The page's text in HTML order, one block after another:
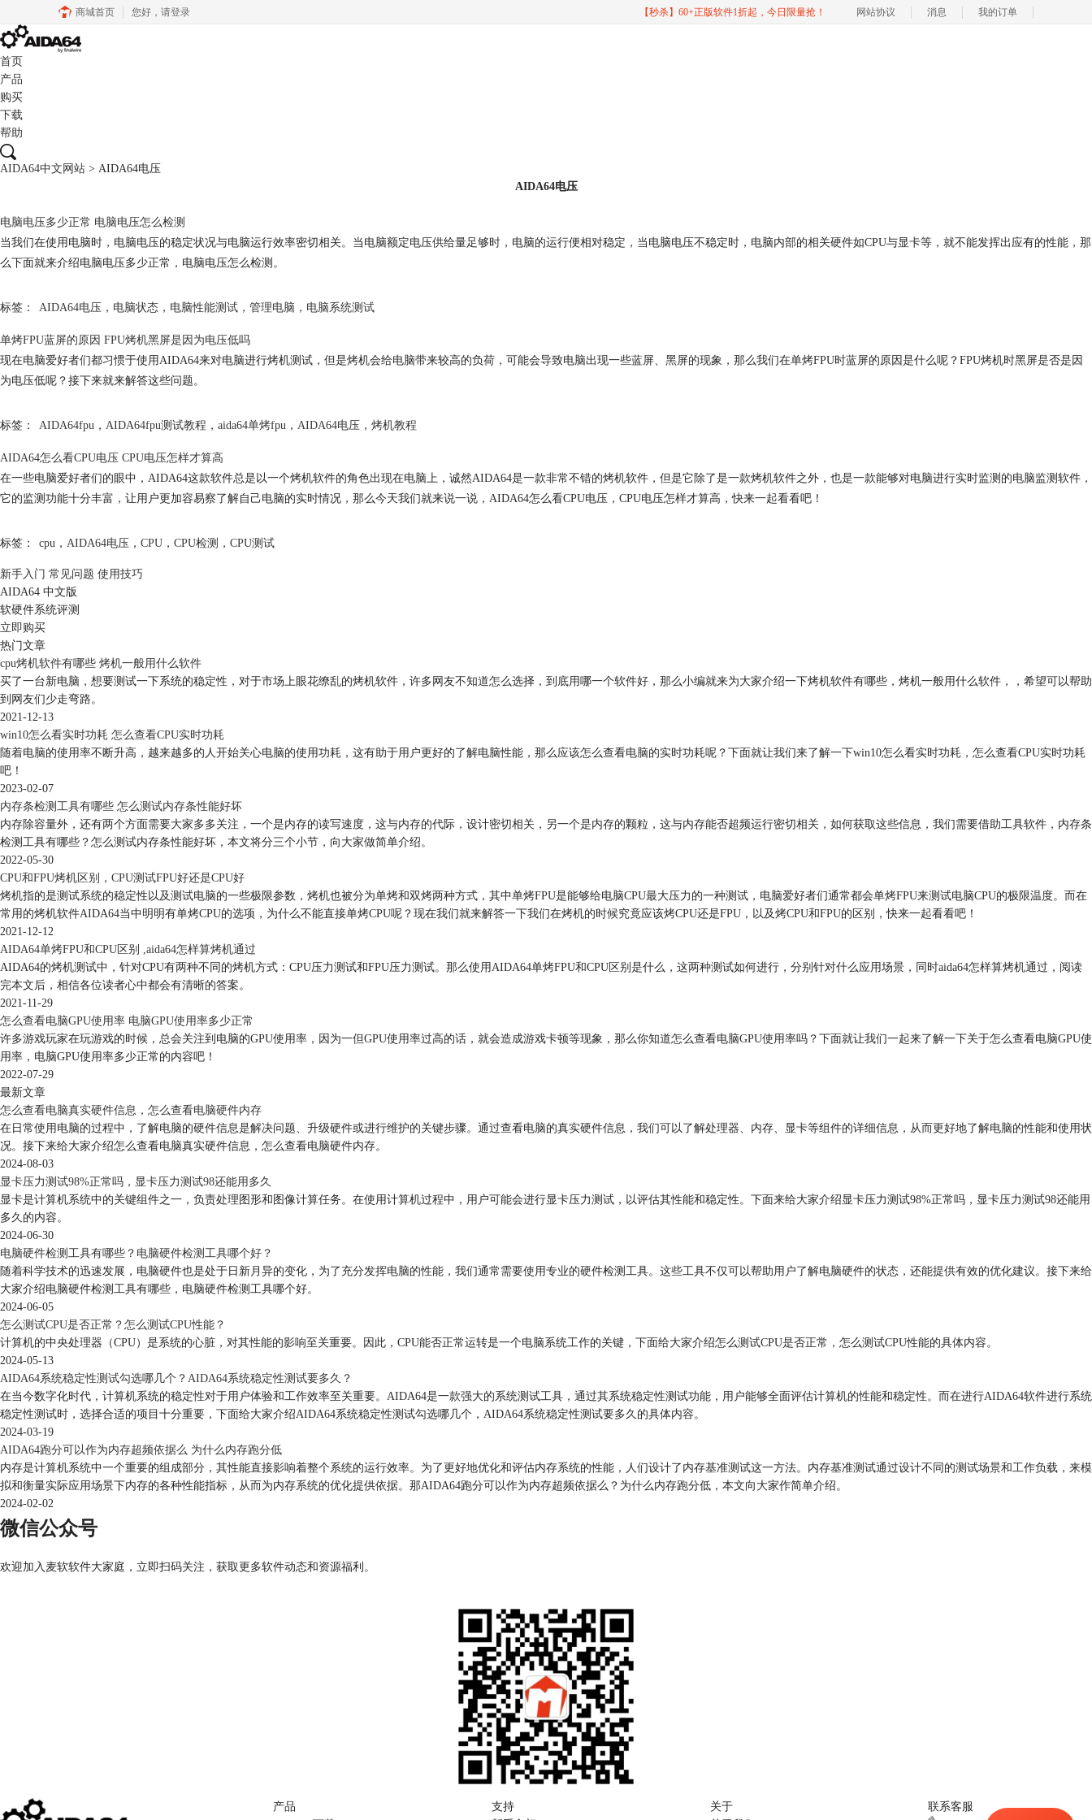
商城首页 您好， 请登录 【秒杀】60+正版软件1折起，今日限量抢！ 网站协议 消息 我的订单
首页
产品
购买
下载
帮助
AIDA64中文网站 > AIDA64电压
AIDA64电压
电脑电压多少正常 电脑电压怎么检测
当我们在使用电脑时，电脑电压的稳定状况与电脑运行效率密切相关。当电脑额定电压供给量足够时，电脑的运行便相对稳定，当电脑电压不稳定时，电脑内部的相关硬件如CPU与显卡等，就不能发挥出应有的性能，那
么下面就来介绍电脑电压多少正常，电脑电压怎么检测。
标签： AIDA64电压 ， 电脑状态 ， 电脑性能测试 ， 管理电脑 ， 电脑系统测试
单烤FPU蓝屏的原因 FPU烤机黑屏是因为电压低吗
现在电脑爱好者们都习惯于使用AIDA64来对电脑进行烤机测试，但是烤机会给电脑带来较高的负荷，可能会导致电脑出现一些蓝屏、黑屏的现象，那么我们在单烤FPU时蓝屏的原因是什么呢？FPU烤机时黑屏是否是因
为电压低呢？接下来就来解答这些问题。
标签： AIDA64fpu ， AIDA64fpu测试教程 ， aida64单烤fpu ， AIDA64电压 ， 烤机教程
AIDA64怎么看CPU电压 CPU电压怎样才算高
在一些电脑爱好者们的眼中，AIDA64这款软件总是以一个烤机软件的角色出现在电脑上，诚然AIDA64是一款非常不错的烤机软件，但是它除了是一款烤机软件之外，也是一款能够对电脑进行实时监测的电脑监测软件，
它的监测功能十分丰富，让用户更加容易察了解自己电脑的实时情况，那么今天我们就来说一说，AIDA64怎么看CPU电压，CPU电压怎样才算高，快来一起看看吧！
标签： cpu ， AIDA64电压 ， CPU ， CPU检测 ， CPU测试
新手入门 常见问题 使用技巧
AIDA64 中文版
软硬件系统评测
立即购买
热门文章
cpu烤机软件有哪些 烤机一般用什么软件
买了一台新电脑，想要测试一下系统的稳定性，对于市场上眼花缭乱的烤机软件，许多网友不知道怎么选择，到底用哪一个软件好，那么小编就来为大家介绍一下烤机软件有哪些，烤机一般用什么软件，，希望可以帮助
到网友们少走弯路。
2021-12-13
win10怎么看实时功耗 怎么查看CPU实时功耗
随着电脑的使用率不断升高，越来越多的人开始关心电脑的使用功耗，这有助于用户更好的了解电脑性能，那么应该怎么查看电脑的实时功耗呢？下面就让我们来了解一下win10怎么看实时功耗，怎么查看CPU实时功耗
吧！
2023-02-07
内存条检测工具有哪些 怎么测试内存条性能好坏
内存除容量外，还有两个方面需要大家多多关注，一个是内存的读写速度，这与内存的代际，设计密切相关，另一个是内存的颗粒，这与内存能否超频运行密切相关，如何获取这些信息，我们需要借助工具软件，内存条
检测工具有哪些？怎么测试内存条性能好坏，本文将分三个小节，向大家做简单介绍。
2022-05-30
CPU和FPU烤机区别，CPU测试FPU好还是CPU好
烤机指的是测试系统的稳定性以及测试电脑的一些极限参数，烤机也被分为单烤和双烤两种方式，其中单烤FPU是能够给电脑CPU最大压力的一种测试，电脑爱好者们通常都会单烤FPU来测试电脑CPU的极限温度。而在
常用的烤机软件AIDA64当中明明有单烤CPU的选项，为什么不能直接单烤CPU呢？现在我们就来解答一下我们在烤机的时候究竟应该烤CPU还是FPU，以及烤CPU和FPU的区别，快来一起看看吧！
2021-12-12
AIDA64单烤FPU和CPU区别 ,aida64怎样算烤机通过
AIDA64的烤机测试中，针对CPU有两种不同的烤机方式：CPU压力测试和FPU压力测试。那么使用AIDA64单烤FPU和CPU区别是什么，这两种测试如何进行，分别针对什么应用场景，同时aida64怎样算烤机通过，阅读
完本文后，相信各位读者心中都会有清晰的答案。
2021-11-29
怎么查看电脑GPU使用率 电脑GPU使用率多少正常
许多游戏玩家在玩游戏的时候，总会关注到电脑的GPU使用率，因为一但GPU使用率过高的话，就会造成游戏卡顿等现象，那么你知道怎么查看电脑GPU使用率吗？下面就让我们一起来了解一下关于怎么查看电脑GPU使
用率，电脑GPU使用率多少正常的内容吧！
2022-07-29
最新文章
怎么查看电脑真实硬件信息，怎么查看电脑硬件内存
在日常使用电脑的过程中，了解电脑的硬件信息是解决问题、升级硬件或进行维护的关键步骤。通过查看电脑的真实硬件信息，我们可以了解处理器、内存、显卡等组件的详细信息，从而更好地了解电脑的性能和使用状
况。接下来给大家介绍怎么查看电脑真实硬件信息，怎么查看电脑硬件内存。
2024-08-03
显卡压力测试98%正常吗，显卡压力测试98还能用多久
显卡是计算机系统中的关键组件之一，负责处理图形和图像计算任务。在使用计算机过程中，用户可能会进行显卡压力测试，以评估其性能和稳定性。下面来给大家介绍显卡压力测试98%正常吗，显卡压力测试98还能用
多久的内容。
2024-06-30
电脑硬件检测工具有哪些？电脑硬件检测工具哪个好？
随着科学技术的迅速发展，电脑硬件也是处于日新月异的变化，为了充分发挥电脑的性能，我们通常需要使用专业的硬件检测工具。这些工具不仅可以帮助用户了解电脑硬件的状态，还能提供有效的优化建议。接下来给
大家介绍电脑硬件检测工具有哪些，电脑硬件检测工具哪个好。
2024-06-05
怎么测试CPU是否正常？怎么测试CPU性能？
计算机的中央处理器（CPU）是系统的心脏，对其性能的影响至关重要。因此，CPU能否正常运转是一个电脑系统工作的关键，下面给大家介绍怎么测试CPU是否正常，怎么测试CPU性能的具体内容。
2024-05-13
AIDA64系统稳定性测试勾选哪几个？AIDA64系统稳定性测试要多久？
在当今数字化时代，计算机系统的稳定性对于用户体验和工作效率至关重要。AIDA64是一款强大的系统测试工具，通过其系统稳定性测试功能，用户能够全面评估计算机的性能和稳定性。而在进行AIDA64软件进行系统
稳定性测试时，选择合适的项目十分重要，下面给大家介绍AIDA64系统稳定性测试勾选哪几个，AIDA64系统稳定性测试要多久的具体内容。
2024-03-19
AIDA64跑分可以作为内存超频依据么 为什么内存跑分低
内存是计算机系统中一个重要的组成部分，其性能直接影响着整个系统的运行效率。为了更好地优化和评估内存系统的性能，人们设计了内存基准测试这一方法。内存基准测试通过设计不同的测试场景和工作负载，来模
拟和衡量实际应用场景下内存的各种性能指标，从而为内存系统的优化提供依据。那AIDA64跑分可以作为内存超频依据么？为什么内存跑分低，本文向大家作简单介绍。
2024-02-02
微信公众号
欢迎加入麦软软件大家庭，立即扫码关注，获取更多软件动态和资源福利。
产品
支持
关于
联系客服